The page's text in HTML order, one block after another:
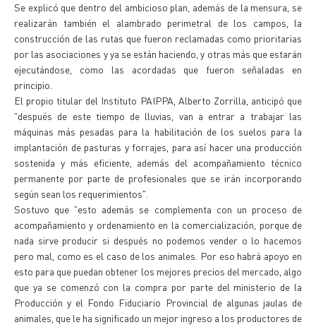
Se explicó que dentro del ambicioso plan, además de la mensura, se
realizarán también el alambrado perimetral de los campos, la
construcción de las rutas que fueron reclamadas como prioritarias
por las asociaciones y ya se están haciendo, y otras más que estarán
ejecutándose, como las acordadas que fueron señaladas en
principio.
El propio titular del Instituto PAIPPA, Alberto Zorrilla, anticipó que
"después de este tiempo de lluvias, van a entrar a trabajar las
máquinas más pesadas para la habilitación de los suelos para la
implantación de pasturas y forrajes, para así hacer una producción
sostenida y más eficiente, además del acompañamiento técnico
permanente por parte de profesionales que se irán incorporando
según sean los requerimientos".
Sostuvo que "esto además se complementa con un proceso de
acompañamiento y ordenamiento en la comercialización, porque de
nada sirve producir si después no podemos vender o lo hacemos
pero mal, como es el caso de los animales. Por eso habrá apoyo en
esto para que puedan obtener los mejores precios del mercado, algo
que ya se comenzó con la compra por parte del ministerio de la
Producción y el Fondo Fiduciario Provincial de algunas jaulas de
animales, que le ha significado un mejor ingreso a los productores de